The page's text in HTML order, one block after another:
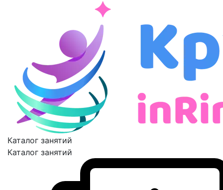
Каталог занятий
Каталог занятий